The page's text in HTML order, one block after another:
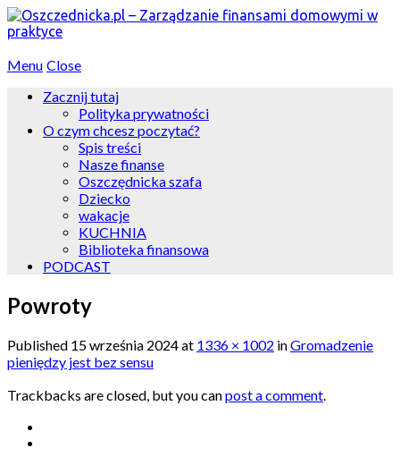
Menu Close
Zacznij tutaj
Polityka prywatności
O czym chcesz poczytać?
Spis treści
Nasze finanse
Oszczędnicka szafa
Dziecko
wakacje
KUCHNIA
Biblioteka finansowa
PODCAST
Powroty
Published 15 września 2024at 1336 × 1002 inGromadzenie
pieniędzy jest bez sensu
Trackbacks are closed, but you canpost a comment